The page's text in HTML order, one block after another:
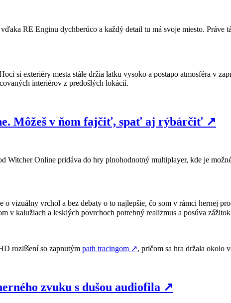
RE Enginu dychberúco a každý detail tu má svoje miesto.
si exteriéry mesta stále držia latku vysoko a postapo atmosféra v
interiérov z predošlých lokácií.
Môžeš v ňom fajčiť, spať aj rýbárčiť ↗
Witcher Online pridáva do hry plnohodnotný multiplayer, kde je
vizuálny vrchol a bez debaty o to najlepšie, čo som v rámci hernej
v kalužiach a lesklých povrchoch potrebný realizmus a posúva
rozlíšení so zapnutým path tracingom ↗, pričom sa hra držala okolo
zvuku s dušou audiofila ↗